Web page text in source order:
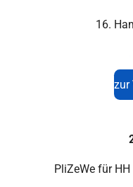
16.
zur
PliZeWe für